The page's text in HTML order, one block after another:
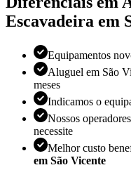
Escavadeira em
Equipamentos
Aluguel em São
meses
Indicamos o
Nossos
necessite
Melhor custo
em São Vicente